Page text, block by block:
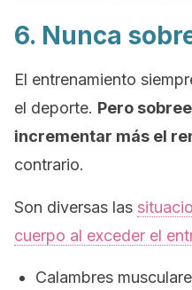
6. Nunca
El entrenamiento
el deporte. Pero
incrementar más el
contrario.
Son diversas las
cuerpo al exceder el
Calambres